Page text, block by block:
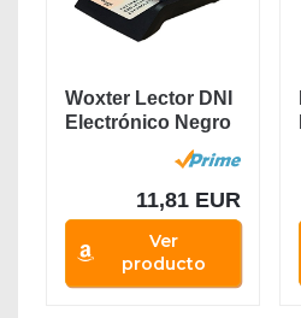
Woxter Lector DNI
Electrónico Negro
11,81 EUR
Ver
producto